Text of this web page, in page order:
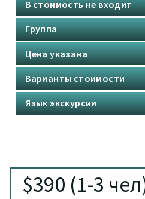
В стоимость не входит
Группа
Цена указана
Варианты стоимости
Язык экскурсии
$390 (1-3